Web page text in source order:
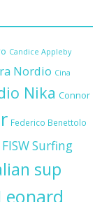
Candice Appleby
Nordio Cina
Nika Connor
Federico Benettolo
FISW Surfing
sup